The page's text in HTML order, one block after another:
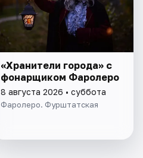
«Хранители города» с
фонарщиком Фаролеро
8 августа 2026 • суббота
Фаролеро. Фурштатская